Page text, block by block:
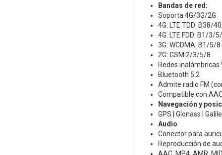
Bandas de red:
Soporta 4G/3G/2G
4G: LTE TDD: B38/
4G: LTE FDD: B1/
3G: WCDMA: B1/5/8
2G: GSM:2/3/5/8
Redes inalámbricas
Bluetooth 5.2
Admite radio FM
Compatible con
Navegación y
GPS | Glonass |
Audio
Conector para
Reproducción de